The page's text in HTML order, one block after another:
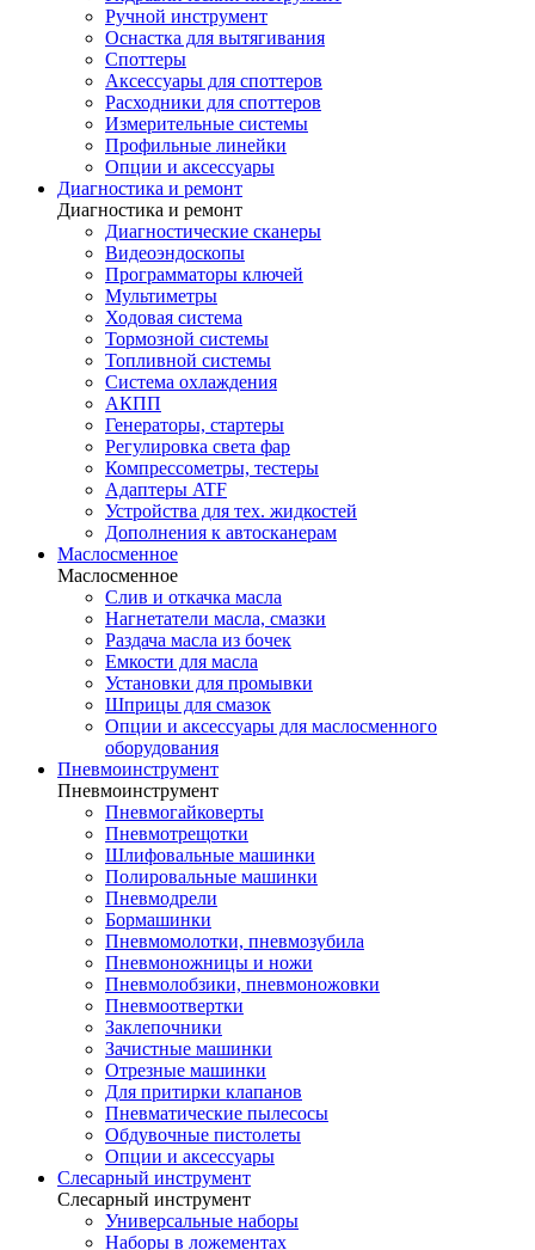
Ручной инструмент
Оснастка для вытягивания
Споттеры
Аксессуары для споттеров
Расходники для споттеров
Измерительные системы
Профильные линейки
Опции и аксессуары
Диагностика и ремонт
Диагностика и ремонт
Диагностические сканеры
Видеоэндоскопы
Программаторы ключей
Мультиметры
Ходовая система
Тормозной системы
Топливной системы
Система охлаждения
АКПП
Генераторы, стартеры
Регулировка света фар
Компрессометры, тестеры
Адаптеры ATF
Устройства для тех. жидкостей
Дополнения к автосканерам
Маслосменное
Маслосменное
Слив и откачка масла
Нагнетатели масла, смазки
Раздача масла из бочек
Емкости для масла
Установки для промывки
Шприцы для смазок
Опции и аксессуары для маслосменного
оборудования
Пневмоинструмент
Пневмоинструмент
Пневмогайковерты
Пневмотрещотки
Шлифовальные машинки
Полировальные машинки
Пневмодрели
Бормашинки
Пневмомолотки, пневмозубила
Пневмоножницы и ножи
Пневмолобзики, пневмоножовки
Пневмоотвертки
Заклепочники
Зачистные машинки
Отрезные машинки
Для притирки клапанов
Пневматические пылесосы
Обдувочные пистолеты
Опции и аксессуары
Слесарный инструмент
Слесарный инструмент
Универсальные наборы
Наборы в ложементах